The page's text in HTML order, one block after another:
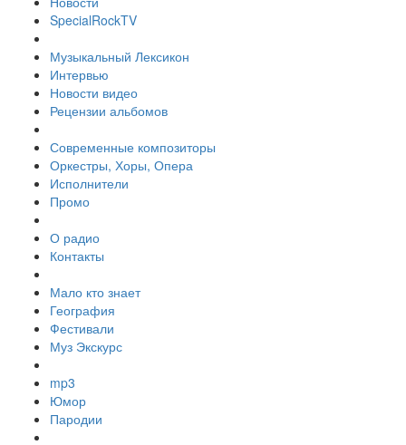
SpecialRockTV
Музыкальный Лексикон
Интервью
Новости видео
Рецензии альбомов
Современные композиторы
Оркестры, Хоры, Опера
Исполнители
Промо
О радио
Контакты
Мало кто знает
География
Фестивали
Муз Экскурс
mp3
Юмор
Пародии